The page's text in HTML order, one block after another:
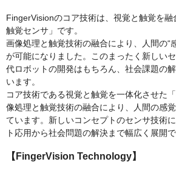
FingerVisionのコア技術は、視覚と触覚を融
触覚センサ」です。
画像処理と触覚技術の融合により、人間の“
が可能になりました。このまったく新しい
代ロボットの開発はもちろん、社会課題の
います。
コア技術である視覚と触覚を一体化させた
像処理と触覚技術の融合により、人間の感
ています。新しいコンセプトのセンサ技術
ト応用から社会問題の解決まで幅広く展開で
【FingerVision Technology】